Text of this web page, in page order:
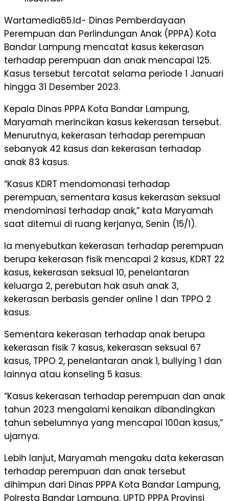
Wartamedia65.Id- Dinas Pemberdayaan
Perempuan dan Perlindungan Anak (PPPA) Kota
Bandar Lampung mencatat kasus kekerasan
terhadap perempuan dan anak mencapai 125.
Kasus tersebut tercatat selama periode 1 Januari
hingga 31 Desember 2023.
Kepala Dinas PPPA Kota Bandar Lampung,
Maryamah merincikan kasus kekerasan tersebut.
Menurutnya, kekerasan terhadap perempuan
sebanyak 42 kasus dan kekerasan terhadap
anak 83 kasus.
“Kasus KDRT mendomonasi terhadap
perempuan, sementara kasus kekerasan seksual
mendominasi terhadap anak,” kata Maryamah
saat ditemui di ruang kerjanya, Senin (15/1).
Ia menyebutkan kekerasan terhadap perempuan
berupa kekerasan fisik mencapai 2 kasus, KDRT 22
kasus, kekerasan seksual 10, penelantaran
keluarga 2, perebutan hak asuh anak 3,
kekerasan berbasis gender online 1 dan TPPO 2
kasus.
Sementara kekerasan terhadap anak berupa
kekerasan fisik 7 kasus, kekerasan seksual 67
kasus, TPPO 2, penelantaran anak 1, bullying 1 dan
lainnya atau konseling 5 kasus.
“Kasus kekerasan terhadap perempuan dan anak
tahun 2023 mengalami kenaikan dibandingkan
tahun sebelumnya yang mencapai 100an kasus,”
ujarnya.
Lebih lanjut, Maryamah mengaku data kekerasan
terhadap perempuan dan anak tersebut
dihimpun dari Dinas PPPA Kota Bandar Lampung,
Polresta Bandar Lampung, UPTD PPPA Provinsi